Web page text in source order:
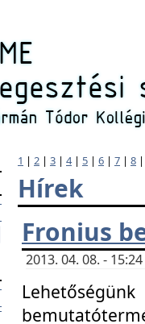
1 | 2 | 3 | 4| 5 | 6 | 7 | 8
Hírek
Fronius
2013. 04. 08. -